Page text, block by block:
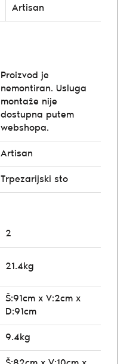
Artisan
Proizvod je
nemontiran. Usluga
montaže nije
dostupna putem
webshopa.
Artisan
Trpezarijski sto
2
21.4kg
Š:91cm x V:2cm x
D:91cm
9.4kg